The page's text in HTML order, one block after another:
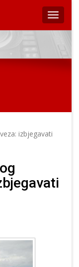
izbjegavati